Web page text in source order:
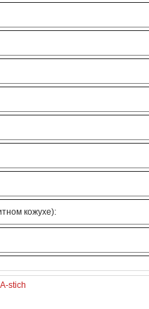
кожухе):
stich